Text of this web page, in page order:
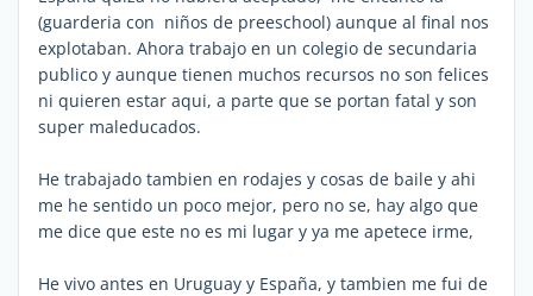
(guarderia con niños de preeschool) aunque al final nos
explotaban. Ahora trabajo en un colegio de secundaria
publico y aunque tienen muchos recursos no son felices
ni quieren estar aqui, a parte que se portan fatal y son
super maleducados.
He trabajado tambien en rodajes y cosas de baile y ahi
me he sentido un poco mejor, pero no se, hay algo que
me dice que este no es mi lugar y ya me apetece irme,
He vivo antes en Uruguay y España, y tambien me fui de